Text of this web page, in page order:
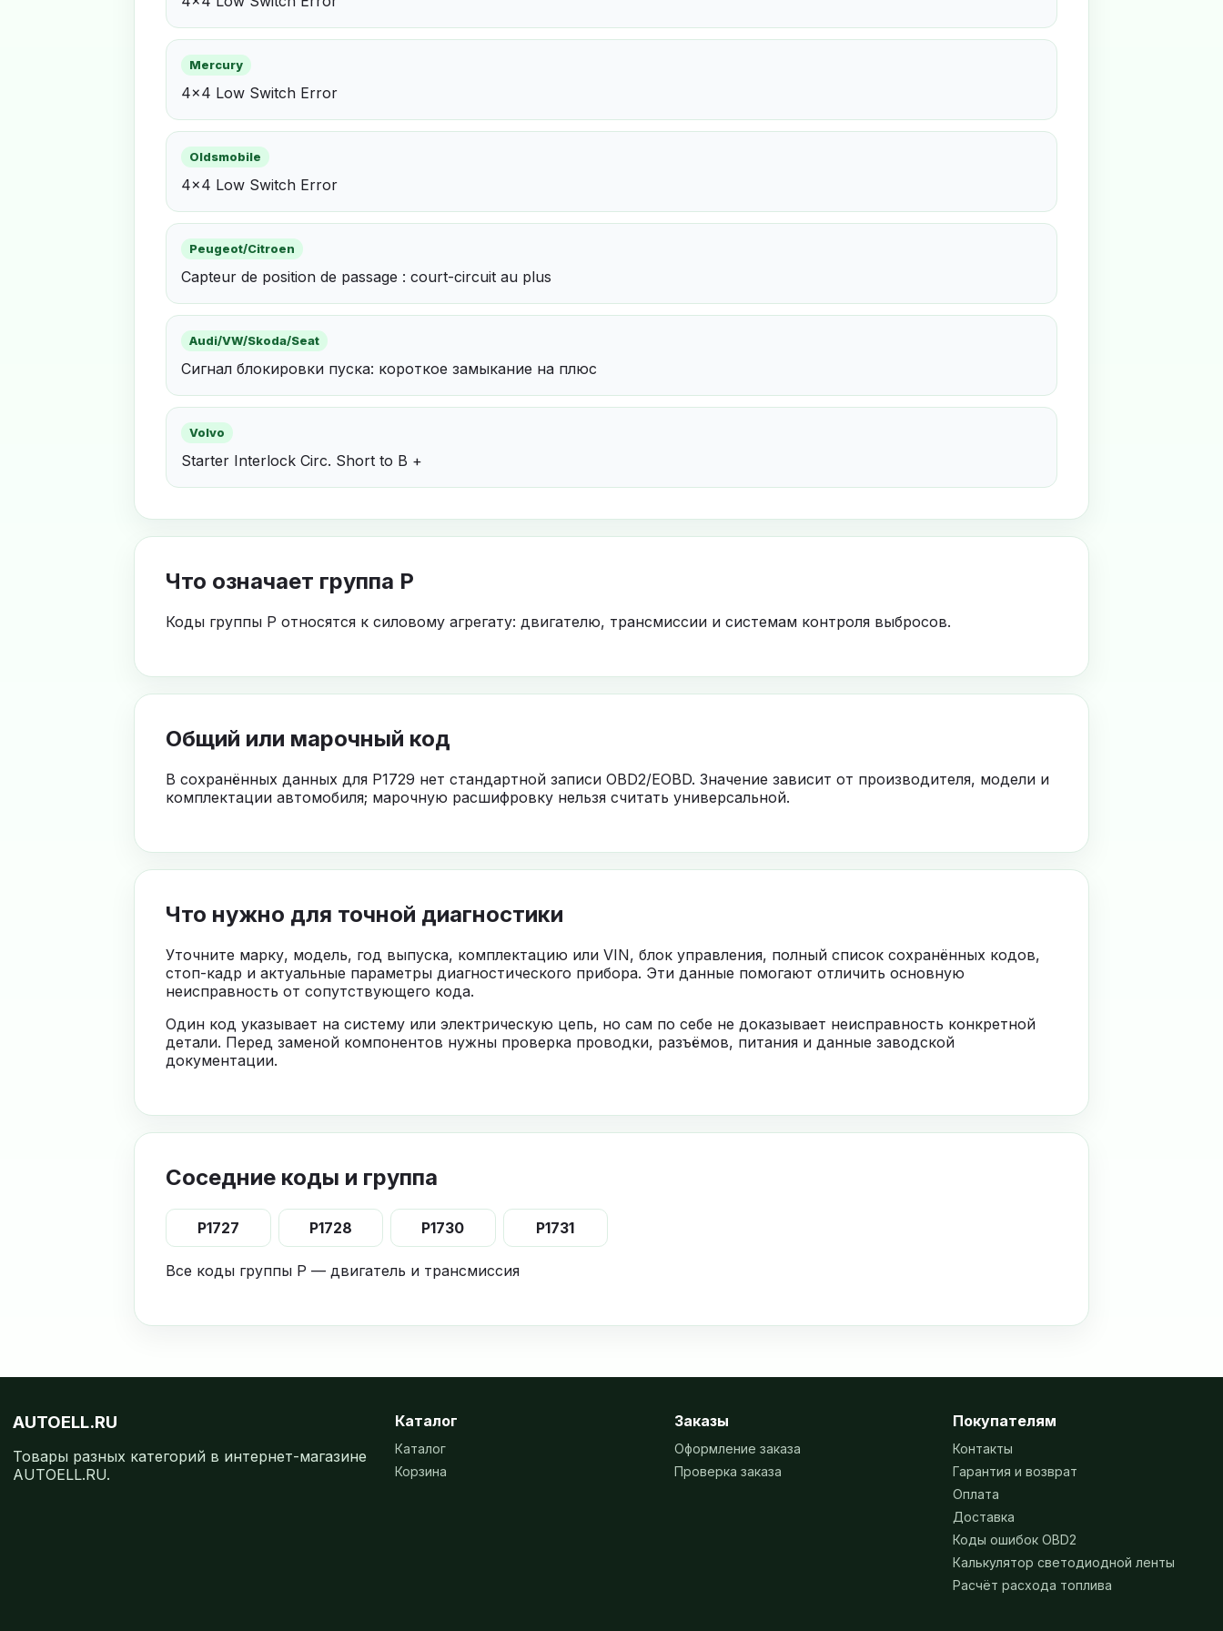
Mercury
4x4 Low Switch Error
Oldsmobile
4x4 Low Switch Error
Peugeot/Citroen
Capteur de position de passage : court-circuit au plus
Audi/VW/Skoda/Seat
Сигнал блокировки пуска: короткое замыкание на плюс
Volvo
Starter Interlock Circ. Short to B +
Что означает группа P
Коды группы P относятся к силовому агрегату: двигателю, трансмиссии и системам контроля выбросов.
Общий или марочный код
В сохранённых данных для P1729 нет стандартной записи OBD2/EOBD. Значение зависит от производителя, модели и
комплектации автомобиля; марочную расшифровку нельзя считать универсальной.
Что нужно для точной диагностики
Уточните марку, модель, год выпуска, комплектацию или VIN, блок управления, полный список сохранённых кодов,
стоп-кадр и актуальные параметры диагностического прибора. Эти данные помогают отличить основную
неисправность от сопутствующего кода.
Один код указывает на систему или электрическую цепь, но сам по себе не доказывает неисправность конкретной
детали. Перед заменой компонентов нужны проверка проводки, разъёмов, питания и данные заводской
документации.
Соседние коды и группа
P1727 P1728 P1730 P1731
Все коды группы P — двигатель и трансмиссия
AUTOELL.RU
Товары разных категорий в интернет-магазине
AUTOELL.RU.
Каталог
Каталог
Корзина
Заказы
Оформление заказа
Проверка заказа
Покупателям
Контакты
Гарантия и возврат
Оплата
Доставка
Коды ошибок OBD2
Калькулятор светодиодной ленты
Расчёт расхода топлива